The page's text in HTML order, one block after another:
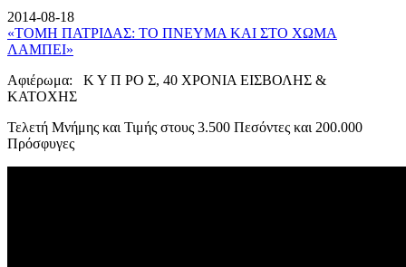
2014-08-18
«ΤΟΜΗ ΠΑΤΡΙΔΑΣ: ΤΟ ΠΝΕΥΜΑ ΚΑΙ ΣΤΟ ΧΩΜΑ
ΛΑΜΠΕΙ»
Αφιέρωμα: Κ Υ Π ΡΟ Σ, 40 ΧΡΟΝΙΑ ΕΙΣΒΟΛΗΣ &
ΚΑΤΟΧΗΣ
Τελετή Μνήμης και Τιμής στους 3.500 Πεσόντες και 200.000
Πρόσφυγες